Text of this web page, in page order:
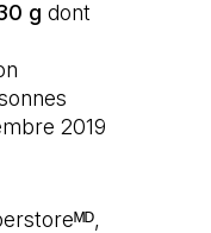
g dont
2019